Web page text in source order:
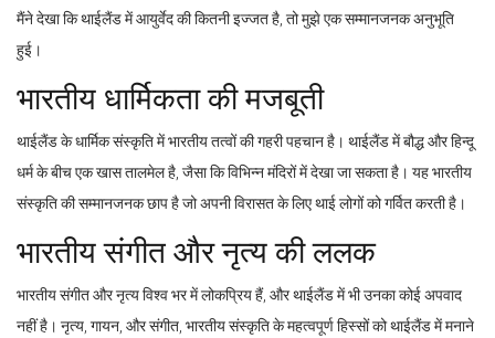
मैंने देखा कि थाईलैंड में आयुर्वेद की कितनी इज्जत है, तो मुझे एक सम्मानजनक अनुभूति
हुई।
भारतीय धार्मिकता की मजबूती
थाईलैंड के धार्मिक संस्कृति में भारतीय तत्वों की गहरी पहचान है। थाईलैंड में बौद्ध और हिन्दू
धर्म के बीच एक खास तालमेल है, जैसा कि विभिन्न मंदिरों में देखा जा सकता है। यह भारतीय
संस्कृति की सम्मानजनक छाप है जो अपनी विरासत के लिए थाई लोगों को गर्वित करती है।
भारतीय संगीत और नृत्य की ललक
भारतीय संगीत और नृत्य विश्व भर में लोकप्रिय हैं, और थाईलैंड में भी उनका कोई अपवाद
नहीं है। नृत्य, गायन, और संगीत, भारतीय संस्कृति के महत्वपूर्ण हिस्सों को थाईलैंड में मनाने